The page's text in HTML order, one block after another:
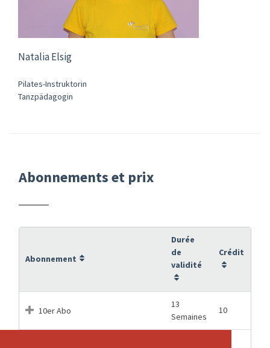
Natalia Elsig
Pilates-Instruktorin
Tanzpädagogin
Abonnements et prix
Abonnement
Durée
de
validité
Crédit
10er Abo
13
Semaines
10